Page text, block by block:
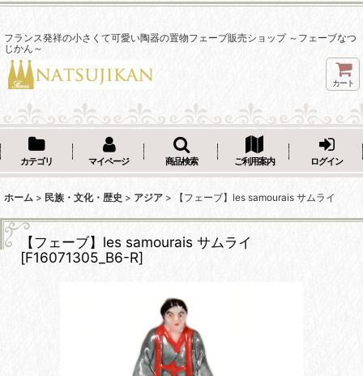
フランス発祥の小さくて可愛い陶器の置物フェーブ販売ショップ ～フェーブなつ
じかん～
カート
カテゴリ マイページ 商品検索 ご利用案内 ログイン
ホーム > 民族・文化・歴史 > アジア > 【フェーブ】les samourais サムライ
【フェーブ】les samourais サムライ
[F16071305_B6-R]